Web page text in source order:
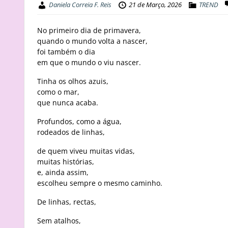
Daniela Correia F. Reis 21 de Março, 2026 TREND
No primeiro dia de primavera,
quando o mundo volta a nascer,
foi também o dia
em que o mundo o viu nascer.
Tinha os olhos azuis,
como o mar,
que nunca acaba.
Profundos, como a água,
rodeados de linhas,
de quem viveu muitas vidas,
muitas histórias,
e, ainda assim,
escolheu sempre o mesmo caminho.
De linhas, rectas,
Sem atalhos,